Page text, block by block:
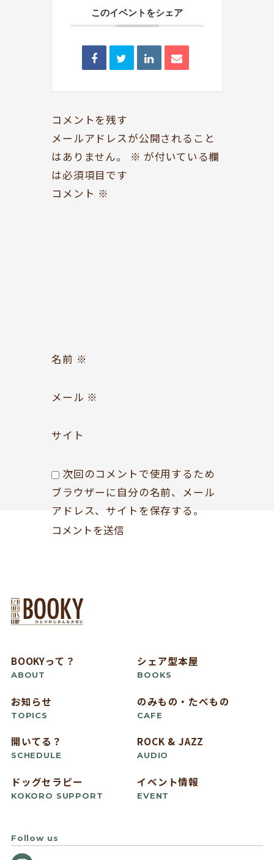
BOOKYって？ シェア型本屋
のみもの・たべもの
開いてる？
このイベントをシェア
コメントを残す
メールアドレスが公開されること
はありません。
※ が付いている欄
は必須項目です
コメント ※
名前 ※
メール ※
サイト
次回のコメントで使用するため
ブラウザーに自分の名前、メール
アドレス、サイトを保存する。
BOOKYって？
ABOUT
シェア型本屋
BOOKS
お知らせ
TOPICS
のみもの・たべもの
CAFE
開いてる？
SCHEDULE
ROCK & JAZZ
AUDIO
ドッグセラピー
KOKORO SUPPORT
イベント情報
EVENT
Follow us